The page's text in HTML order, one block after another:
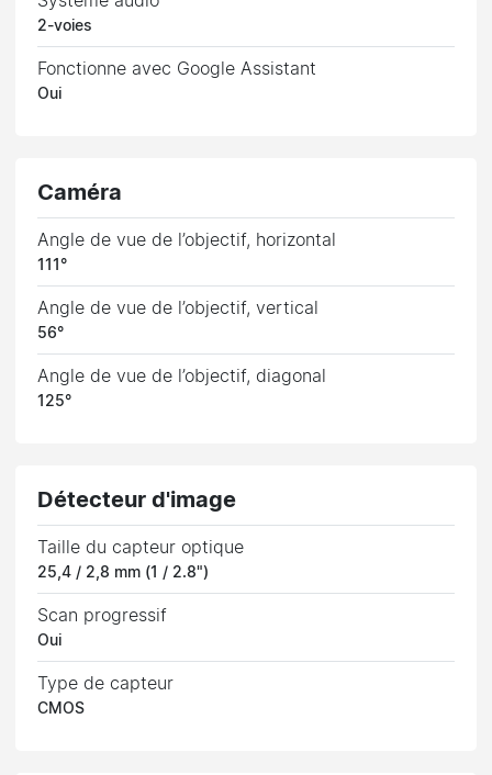
2-voies
Fonctionne avec Google Assistant
Oui
Caméra
Angle de vue de l’objectif, horizontal
111°
Angle de vue de l’objectif, vertical
56°
Angle de vue de l’objectif, diagonal
125°
Détecteur d'image
Taille du capteur optique
25,4 / 2,8 mm (1 / 2.8")
Scan progressif
Oui
Type de capteur
CMOS